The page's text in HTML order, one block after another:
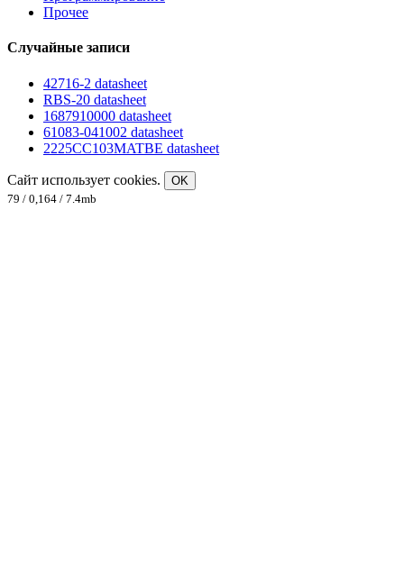
Прочее
Случайные записи
42716-2 datasheet
RBS-20 datasheet
1687910000 datasheet
61083-041002 datasheet
2225CC103MATBE datasheet
Сайт использует cookies.
OK
79 / 0,164 / 7.4mb